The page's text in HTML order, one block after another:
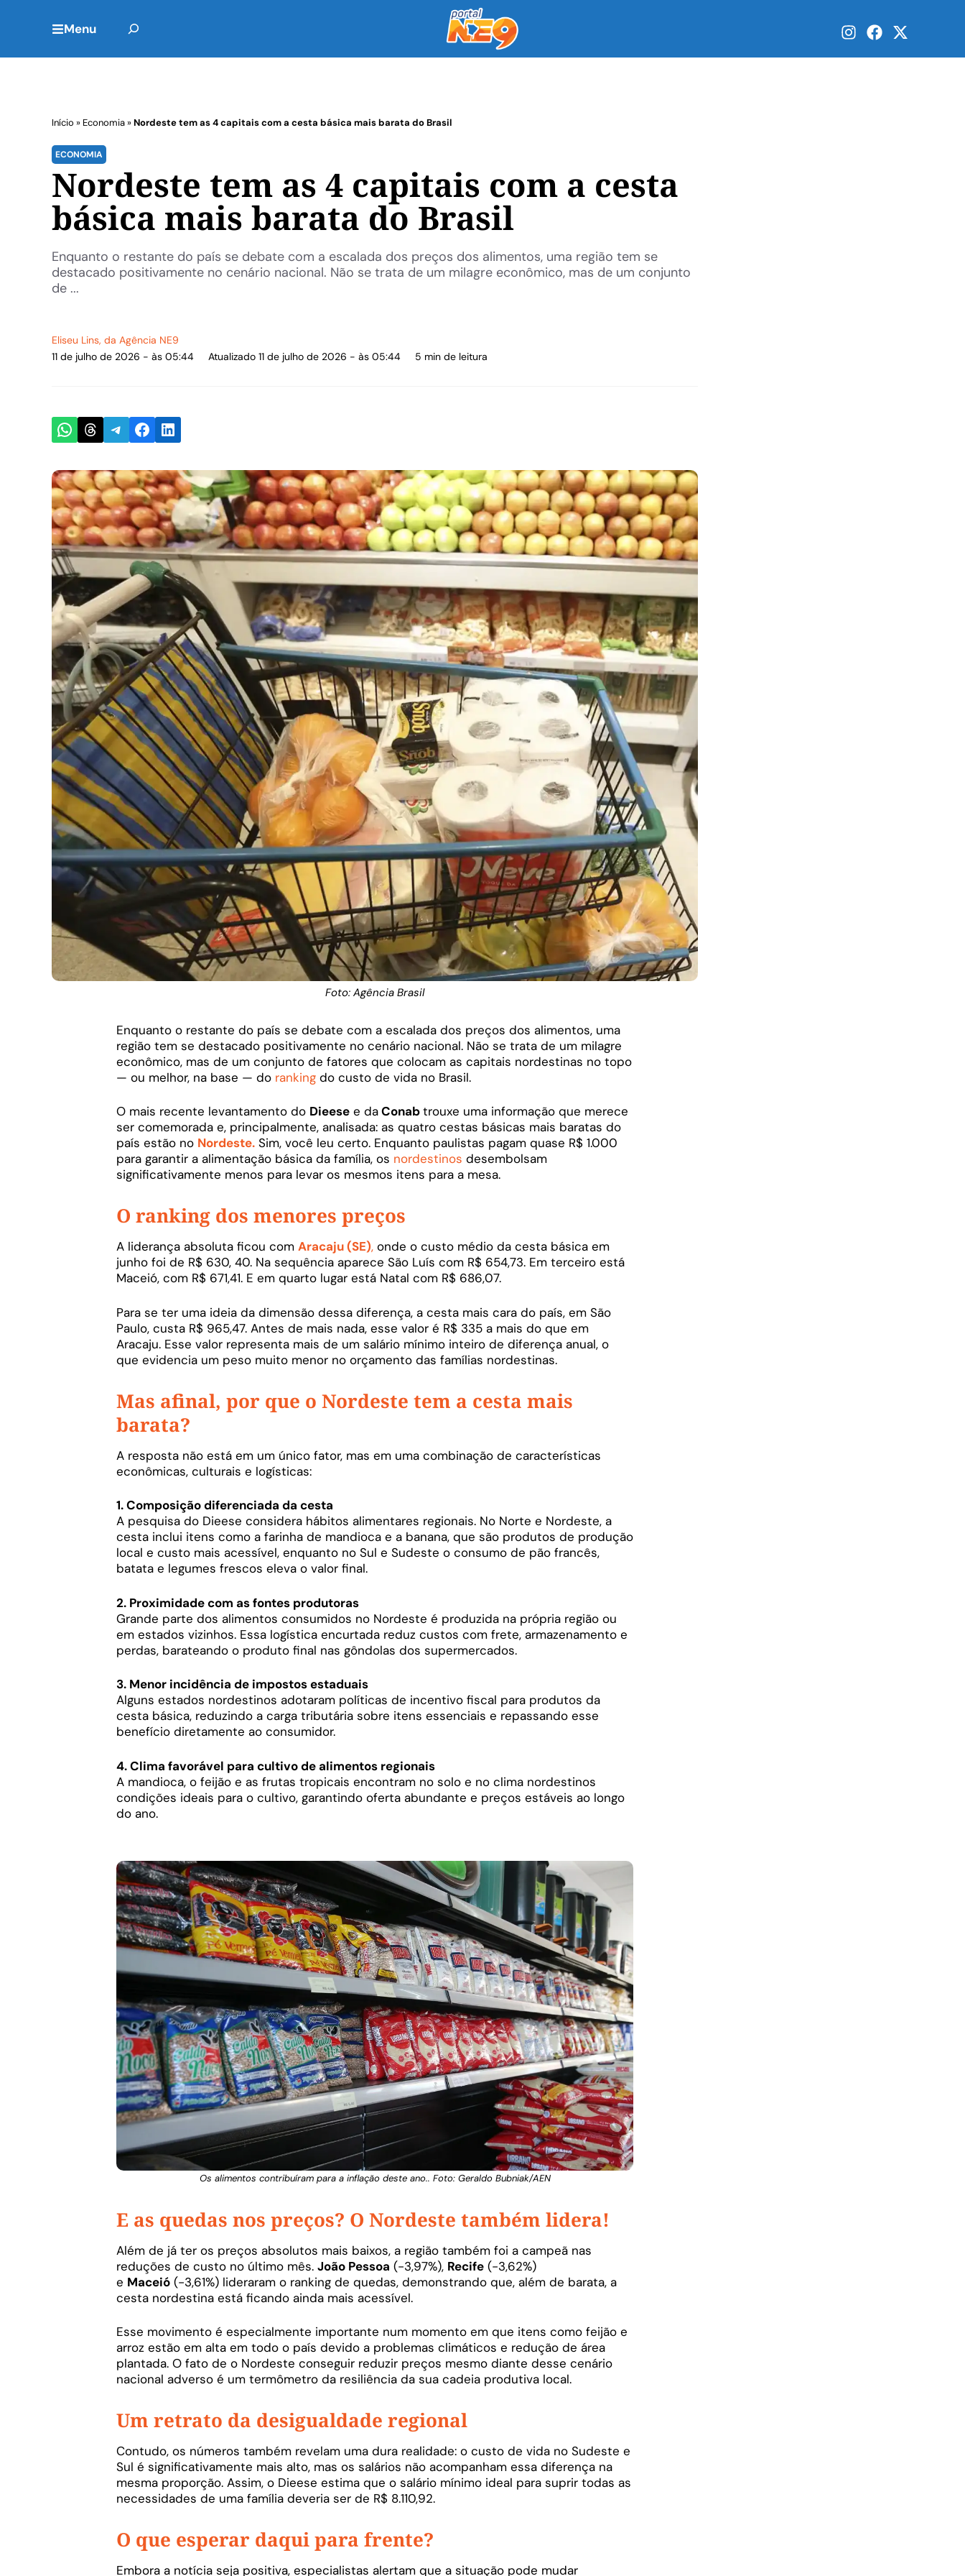
Menu
Início » Economia»Nordeste tem as 4 capitais com a cesta básica mais barata do Brasil
ECONOMIA
Nordeste tem as 4 capitais com a cesta
básica mais barata do Brasil
Enquanto o restante do país se debate com a escalada dos preços dos alimentos, uma região tem se
destacado positivamente no cenário nacional. Não se trata de um milagre econômico, mas de um conjunto
de ...
Eliseu Lins, da Agência NE9
11 de julho de 2026 - às 05:44
Atualizado 11 de julho de 2026 - às 05:44 5 min de leitura
Share on WhatsApp
Share on Threads
Share on Telegram
Share on Facebook
Share on LinkedIn
Foto: Agência Brasil
Enquanto o restante do país se debate com a escalada dos preços dos alimentos, uma
região tem se destacado positivamente no cenário nacional. Não se trata de um milagre
econômico, mas de um conjunto de fatores que colocam as capitais nordestinas no topo
— ou melhor, na base — do ranking do custo de vida no Brasil.
O mais recente levantamento do Dieese e daConabtrouxe uma informação que merece
ser comemorada e, principalmente, analisada: as quatro cestas básicas mais baratas do
país estão no Nordeste. Sim, você leu certo. Enquanto paulistas pagam quase R$ 1.000
para garantir a alimentação básica da família, os nordestinos desembolsam
significativamente menos para levar os mesmos itens para a mesa.
O ranking dos menores preços
A liderança absoluta ficou com Aracaju (SE), onde o custo médio da cesta básica em
junho foi de R$ 630, 40. Na sequência aparece São Luís com R$ 654,73. Em terceiro está
Maceió, com R$ 671,41. E em quarto lugar está Natal com R$ 686,07.
Para se ter uma ideia da dimensão dessa diferença, a cesta mais cara do país, em São
Paulo, custa R$ 965,47. Antes de mais nada, esse valor é R$ 335 a mais do que em
Aracaju. Esse valor representa mais de um salário mínimo inteiro de diferença anual, o
que evidencia um peso muito menor no orçamento das famílias nordestinas.
Mas afinal, por que o Nordeste tem a cesta mais
barata?
A resposta não está em um único fator, mas em uma combinação de características
econômicas, culturais e logísticas:
1. Composição diferenciada da cesta
A pesquisa do Dieese considera hábitos alimentares regionais. No Norte e Nordeste, a
cesta inclui itens como a farinha de mandioca e a banana, que são produtos de produção
local e custo mais acessível, enquanto no Sul e Sudeste o consumo de pão francês,
batata e legumes frescos eleva o valor final.
2. Proximidade com as fontes produtoras
Grande parte dos alimentos consumidos no Nordeste é produzida na própria região ou
em estados vizinhos. Essa logística encurtada reduz custos com frete, armazenamento e
perdas, barateando o produto final nas gôndolas dos supermercados.
3. Menor incidência de impostos estaduais
Alguns estados nordestinos adotaram políticas de incentivo fiscal para produtos da
cesta básica, reduzindo a carga tributária sobre itens essenciais e repassando esse
benefício diretamente ao consumidor.
4. Clima favorável para cultivo de alimentos regionais
A mandioca, o feijão e as frutas tropicais encontram no solo e no clima nordestinos
condições ideais para o cultivo, garantindo oferta abundante e preços estáveis ao longo
do ano.
Os alimentos contribuíram para a inflação deste ano.. Foto: Geraldo Bubniak/AEN
E as quedas nos preços? O Nordeste também lidera!
Além de já ter os preços absolutos mais baixos, a região também foi a campeã nas
reduções de custo no último mês. João Pessoa (-3,97%), Recife (-3,62%)
e Maceió (-3,61%) lideraram o ranking de quedas, demonstrando que, além de barata, a
cesta nordestina está ficando ainda mais acessível.
Esse movimento é especialmente importante num momento em que itens como feijão e
arroz estão em alta em todo o país devido a problemas climáticos e redução de área
plantada. O fato de o Nordeste conseguir reduzir preços mesmo diante desse cenário
nacional adverso é um termômetro da resiliência da sua cadeia produtiva local.
Um retrato da desigualdade regional
Contudo, os números também revelam uma dura realidade: o custo de vida no Sudeste e
Sul é significativamente mais alto, mas os salários não acompanham essa diferença na
mesma proporção. Assim, o Dieese estima que o salário mínimo ideal para suprir todas as
necessidades de uma família deveria ser de R$ 8.110,92.
O que esperar daqui para frente?
Embora a notícia seja positiva, especialistas alertam que a situação pode mudar